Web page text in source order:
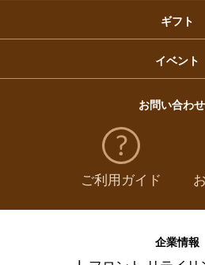
ギフト
イベント
お問い合わせ
ご利用ガイド
企業情報